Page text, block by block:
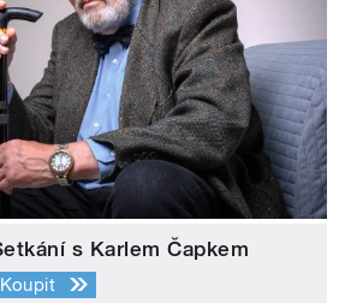
s Karlem Čapkem
Koupit